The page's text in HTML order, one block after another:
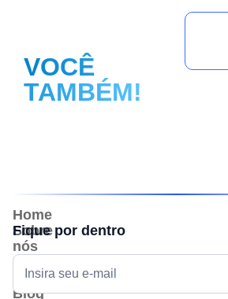
VOCÊ
TAMBÉM!
Home
Sobre
nós
Ecossistema
Portfólio
Blog
Fique por dentro